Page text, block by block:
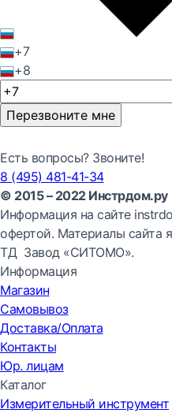
+7
+8
Перезвоните мне
Есть вопросы? Звоните!
8 (495) 481-41-34
© 2015 – 2022 Инстрдом.ру
Информация на сайте
офертой. Материалы сайта
ТД Завод «СИТОМО».
Информация
Магазин
Самовывоз
Доставка/Оплата
Контакты
Юр. лицам
Каталог
Измерительный инструмент